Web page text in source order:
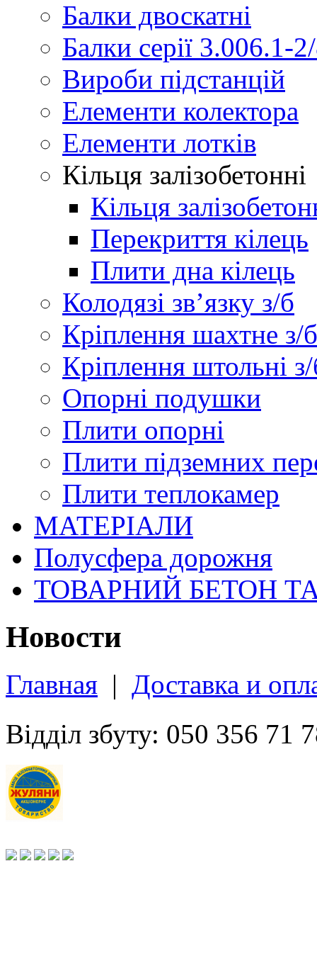
Балки двоскатні
Балки серії 3.006.1-
Вироби підстанцій
Елементи колектора
Елементи лотків
Кільця залізобетонні
Кільця
Перекриття кілець
Плити дна кілець
Колодязі зв’язку з/б
Кріплення шахтне з/б
Кріплення штольні
Опорні подушки
Плити опорні
Плити підземних
Плити теплокамер
МАТЕРІАЛИ
Полусфера дорожня
ТОВАРНИЙ БЕТОН
Новости
Главная | Доставка и
Відділ збуту: 050 356 71